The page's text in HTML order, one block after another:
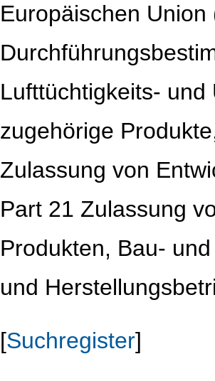
Europäischen
Lufttüchtigkeits-
zugehörige
Zulassung von
Part 21 Zulassung
Produkten, Bau-
und
[Suchregister]